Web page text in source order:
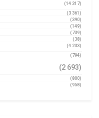
(14 317)
(3 361)
(390)
(149)
(739)
(38)
(4 233)
(794)
(2 693)
(800)
(958)